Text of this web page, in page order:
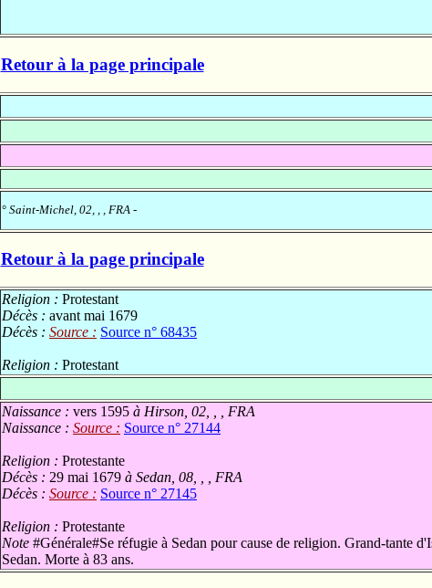
Retour à la page principale
° Saint-Michel, 02, , , FRA -
Retour à la page principale
Religion : Protestant
Décès : avant mai 1679
Décès : Source : Source n° 68435
Religion : Protestant
Naissance : vers 1595 à Hirson, 02, , , FRA
Naissance : Source : Source n° 27144
Religion : Protestante
Décès : 29 mai 1679 à Sedan, 08, , , FRA
Décès : Source : Source n° 27145
Religion : Protestante
Note #Générale#Se réfugie à Sedan pour cause de religion. Grand-tante
Sedan. Morte à 83 ans.